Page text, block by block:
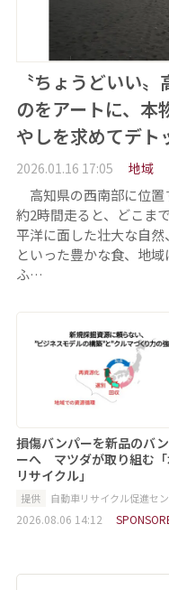
〝ちょうどいい
のをアートに、
やしを求めてデト
2026.01.16 17:05 地域
高知県の西南部に位置
約2時間走ると、どこま
平洋に面した壮大な自
といった豊かな食、地
ふ…
損傷バンパーを新品のバ
ーへ マツダが取り組む
リサイクル」
提供 自動車リサイクル促進セ
2026.08.06 14:12